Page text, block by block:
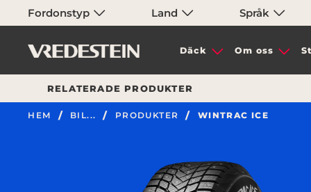
Fordonstyp Land Språk
Däck Om oss
RELATERADE PRODUKTER
HEM BIL... PRODUKTER WINTRAC ICE